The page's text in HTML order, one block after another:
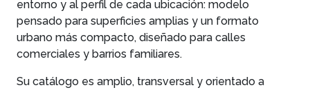
entorno y al perfil de cada ubicación: modelo
pensado para superficies amplias y un formato
urbano más compacto, diseñado para calles
comerciales y barrios familiares.
Su catálogo es amplio, transversal y orientado a